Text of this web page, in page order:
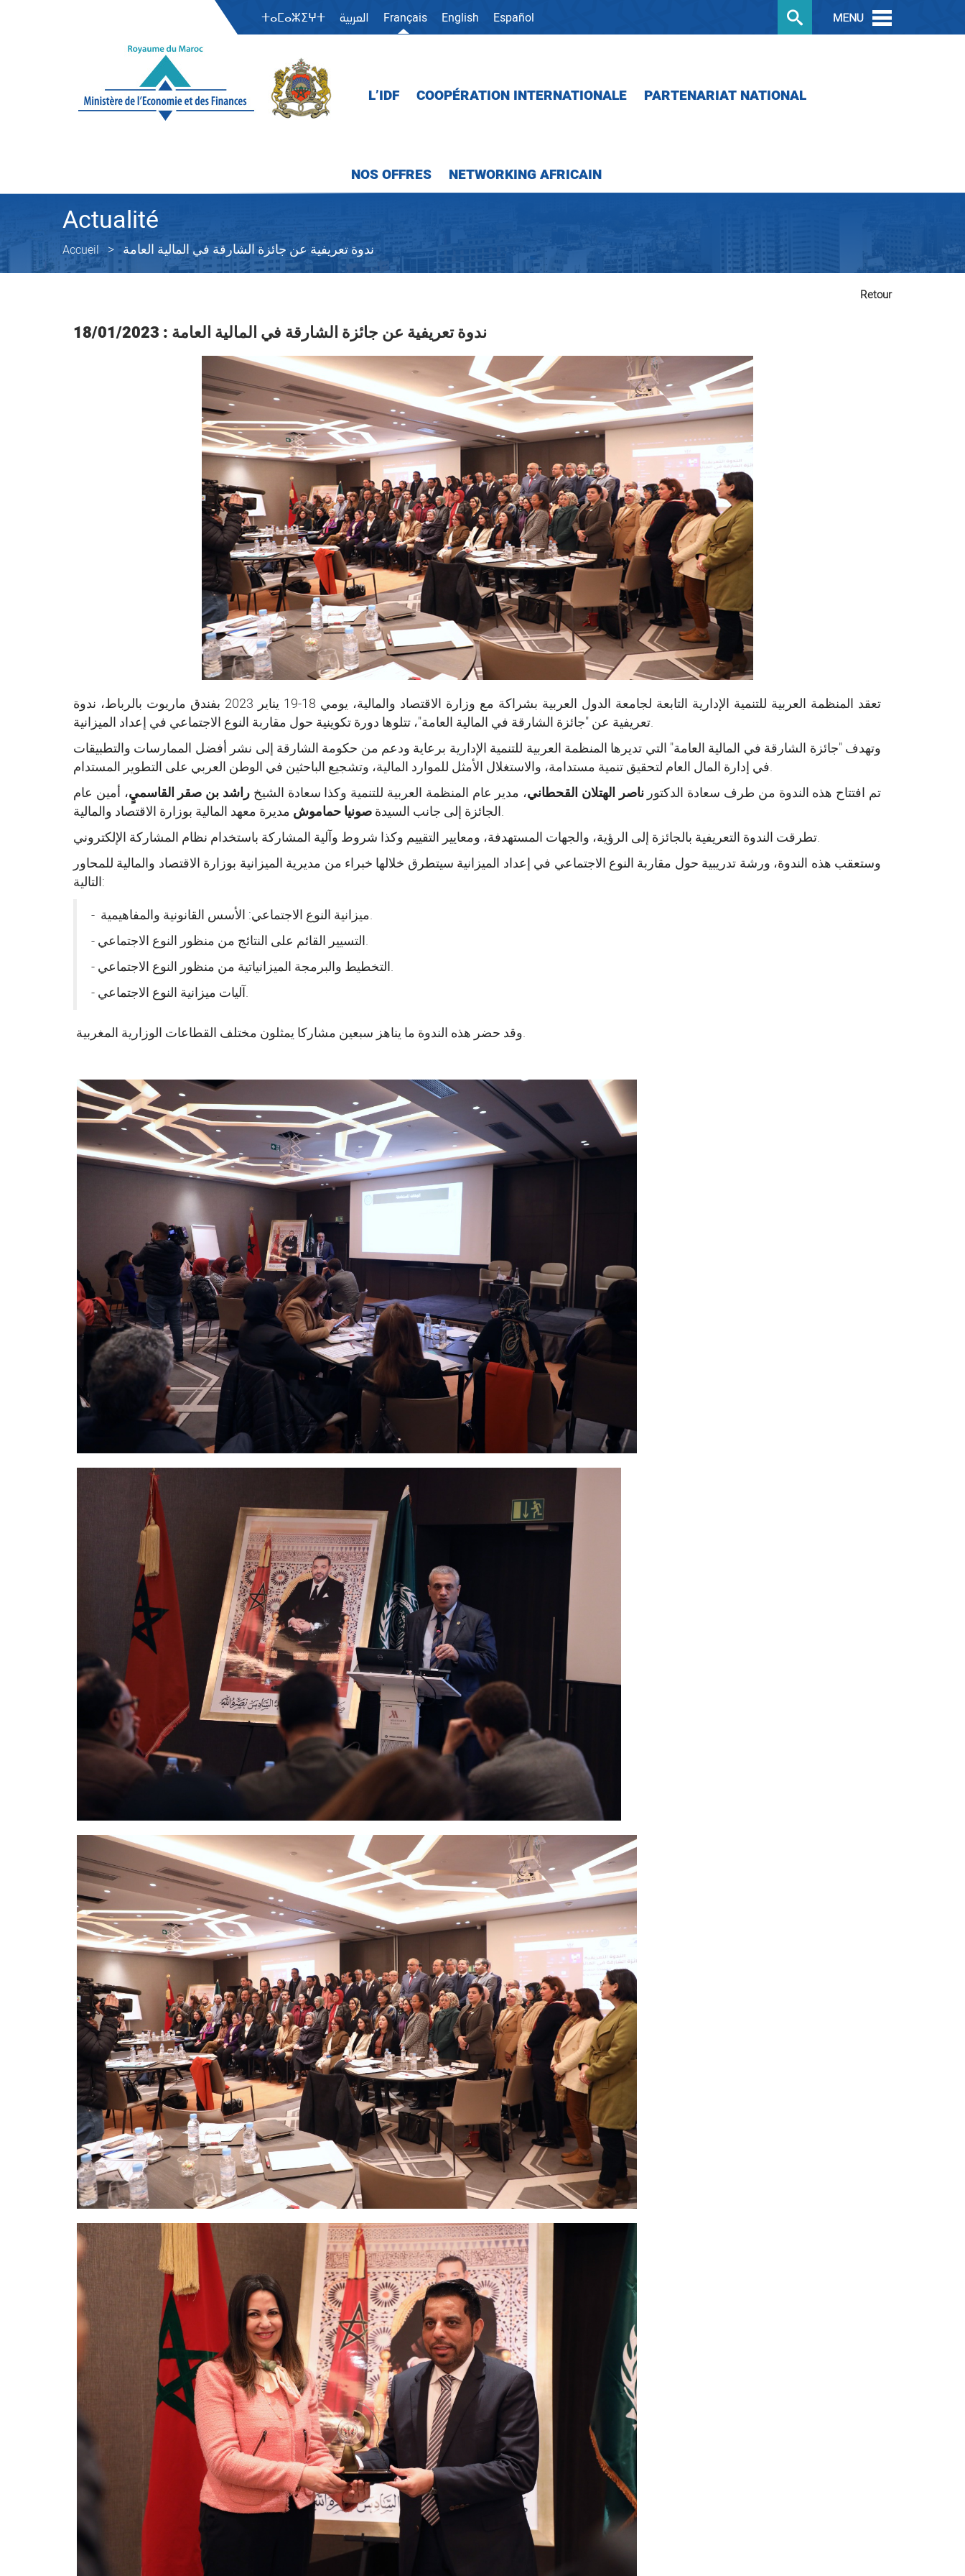
ⵜⴰⵎⴰⵣⵉⵖⵜ العربية Français English Español
L’IDF COOPÉRATION INTERNATIONALE PARTENARIAT NATIONAL
NOS OFFRES NETWORKING AFRICAIN
Actualité
Accueil ندوة تعريفية عن جائزة الشارقة في المالية العامة
Retour
ندوة تعريفية عن جائزة الشارقة في المالية العامة : 18/01/2023
تعقد المنظمة العربية للتنمية الإدارية التابعة لجامعة الدول العربية بشراكة مع وزارة الاقتصاد والمالية، يومي 18-19 يناير 2023 بفندق ماريوت بالرباط، ندوة
تعريفية عن "جائزة الشارقة في المالية العامة"، تتلوها دورة تكوينية حول مقاربة النوع الاجتماعي في إعداد الميزانية.
وتهدف "جائزة الشارقة في المالية العامة" التي تديرها المنظمة العربية للتنمية الإدارية برعاية ودعم من حكومة الشارقة إلى نشر أفضل الممارسات والتطبيقات
في إدارة المال العام لتحقيق تنمية مستدامة، والاستغلال الأمثل للموارد المالية، وتشجيع الباحثين في الوطن العربي على التطوير المستدام.
تم افتتاح هذه الندوة من طرف سعادة الدكتورناصر الهتلان القحطاني، مدير عام المنظمة العربية للتنمية وكذا سعادة الشيخراشد بن صقر القاسميٍ، أمين عام
الجائزة إلى جانب السيدةصونيا حماموش
مديرة معهد المالية بوزارة الاقتصاد والمالية.
تطرقت الندوة التعريفية بالجائزة إلى الرؤية، والجهات المستهدفة، ومعايير التقييم وكذا شروط وآلية المشاركة باستخدام نظام المشاركة الإلكتروني.
وستعقب هذه الندوة، ورشة تدريبية حول مقاربة النوع الاجتماعي في إعداد الميزانية سيتطرق خلالها خبراء من مديرية الميزانية بوزارة الاقتصاد والمالية للمحاور
التالية:
- ميزانية النوع الاجتماعي: الأسس القانونية والمفاهيمية.
- التسيير القائم على النتائج من منظور النوع الاجتماعي.
- التخطيط والبرمجة الميزانياتية من منظور النوع الاجتماعي.
- آليات ميزانية النوع الاجتماعي.
وقد حضر هذه الندوة ما يناهز سبعين مشاركا يمثلون مختلف القطاعات الوزارية المغربية.